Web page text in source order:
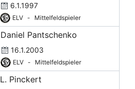
6.1.1997
ELV - Mittelfeldspieler
Daniel Pantschenko
16.1.2003
ELV - Mittelfeldspieler
L. Pinckert